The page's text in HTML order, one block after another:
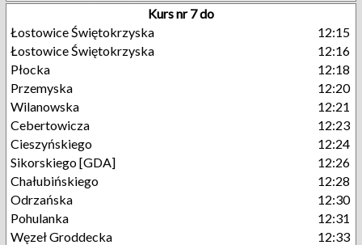
Kurs nr 7 do
Łostowice Świętokrzyska
12:15
Łostowice Świętokrzyska
12:16
Płocka
12:18
Przemyska
12:20
Wilanowska
12:21
Cebertowicza
12:23
Cieszyńskiego
12:24
Sikorskiego [GDA]
12:26
Chałubińskiego
12:28
Odrzańska
12:30
Pohulanka
12:31
Węzeł Groddecka
12:33